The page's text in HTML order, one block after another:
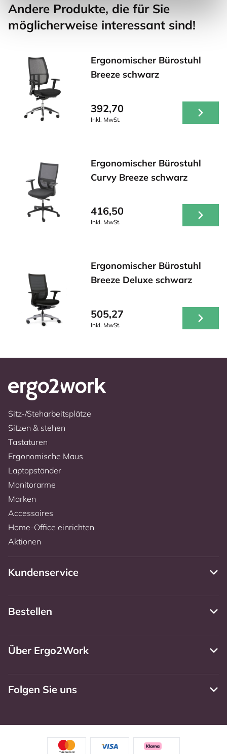
Andere Produkte, die für Sie
möglicherweise interessant sind!
Ergonomischer Bürostuhl
Breeze schwarz
392,70
Inkl. MwSt.
Ergonomischer Bürostuhl
Curvy Breeze schwarz
416,50
Inkl. MwSt.
Ergonomischer Bürostuhl
Breeze Deluxe schwarz
505,27
Inkl. MwSt.
Sitz-/Steharbeitsplätze
Sitzen & stehen
Tastaturen
Ergonomische Maus
Laptopständer
Monitorarme
Marken
Accessoires
Home-Office einrichten
Aktionen
Kundenservice
Bestellen
Über Ergo2Work
Folgen Sie uns